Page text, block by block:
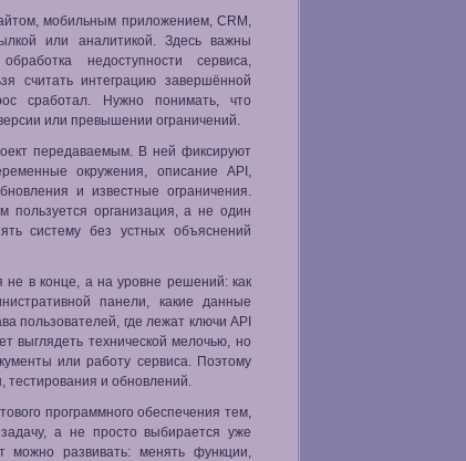
мобильным приложением, CRM,
или аналитикой. Здесь важны
недоступности сервиса,
считать интеграцию завершённой
сработал. Нужно понимать, что
или превышении ограничений.
передаваемым. В ней фиксируют
окружения, описание API,
и известные ограничения.
пользуется организация, а не один
систему без устных объяснений
не в конце, а на уровне решений: как
панели, какие данные
пользователей, где лежат ключи API
выглядеть технической мелочью, но
или работу сервиса. Поэтому
тестирования и обновлений.
программного обеспечения тем,
а не просто выбирается уже
можно развивать: менять функции,